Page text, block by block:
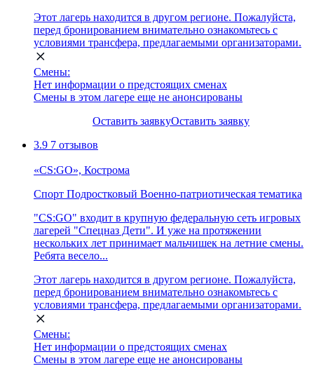
Этот лагерь находится в другом регионе. Пожалуйста,
перед бронированием внимательно ознакомьтесь с
условиями трансфера, предлагаемыми организаторами.
Смены:
Нет информации о предстоящих сменах
Смены в этом лагере еще не анонсированы
Оставить заявкуОставить заявку
3.9 7 отзывов
«CS:GO», Кострома
Спорт Подростковый Военно-патриотическая тематика
"CS:GO" входит в крупную федеральную сеть игровых
лагерей "Спецназ Дети". И уже на протяжении
нескольких лет принимает мальчишек на летние смены.
Ребята весело...
Этот лагерь находится в другом регионе. Пожалуйста,
перед бронированием внимательно ознакомьтесь с
условиями трансфера, предлагаемыми организаторами.
Смены:
Нет информации о предстоящих сменах
Смены в этом лагере еще не анонсированы